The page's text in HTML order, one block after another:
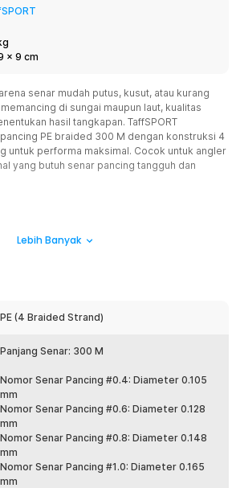
x 9 cm
senar mudah putus, kusut, atau kurang
di sungai maupun laut, kualitas
hasil tangkapan. TaffSPORT
PE braided 300 M dengan konstruksi 4
untuk performa maksimal. Cocok untuk angler
yang butuh senar pancing tangguh dan
Kuat
risiko putus saat tarikan
getaran kecil dari umpan atau gigitan
membantu untuk teknik casting, jigging,
Lebih Jauh
memiliki diameter relatif tipis sehingga
lebih rendah. Hasilnya lemparan menjadi
Cocok untuk area spot ikan yang jauh
Lebih Banyak
PE (4 Braided Strand)
Panjang Senar: 300 M
Nomor Senar Pancing #0.4: Diameter 0.105
mm
Nomor Senar Pancing #0.6: Diameter 0.128
mm
Nomor Senar Pancing #0.8: Diameter 0.148
mm
Nomor Senar Pancing #1.0: Diameter 0.165
mm